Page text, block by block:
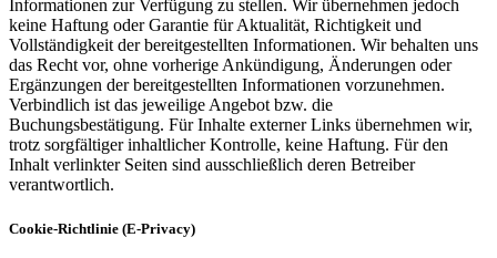
Informationen zur Verfügung zu stellen. Wir übernehmen jedoch
keine Haftung oder Garantie für Aktualität, Richtigkeit und
Vollständigkeit der bereitgestellten Informationen. Wir behalten uns
das Recht vor, ohne vorherige Ankündigung, Änderungen oder
Ergänzungen der bereitgestellten Informationen vorzunehmen.
Verbindlich ist das jeweilige Angebot bzw. die
Buchungsbestätigung. Für Inhalte externer Links übernehmen wir,
trotz sorgfältiger inhaltlicher Kontrolle, keine Haftung. Für den
Inhalt verlinkter Seiten sind ausschließlich deren Betreiber
verantwortlich.
Cookie-Richtlinie (E-Privacy)